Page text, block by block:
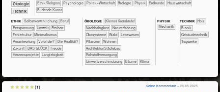
​​​​​​​Ökologie
​Technik
​​​​​​​​​​Ethik/​Religion ​​​​​​​​​​Psychologie ​​​​​​​​​Politik+​Wirtschaft ​​​​​​​Biologie ​​​​​​​Physik ​​​​​Erdkunde
​Haus­wirtschaft
Bildende Kunst
ETHIK ​​​​​​​​​​​​​​​​​​​​​​​​​​​​​​​​​​​​​​​​Selbst­verwirklichung
​​​​​​​​​​​​​​​Beruf
​​​​​​​​​​​​​Entspannung
​​​​​Umwelt
​​​Freiheit
​​Fehlerkultur
​​Minimalismus
​​Verantwortung
​​Vorbilder?
​Die Realität?
​Zukunft
DAS GLÜCK
Freude
Herzensprojekte
Langlebigkeit
ÖKO​LOGIE ​​​​​​​​​​​​​​(Kleine) Kreisläufe!
​​​​​​​​​​​​​​​Nachhaltigkeit
​​​​​​​​​​​​​Naturerfahrung
​​​​​​​​​​​Ökosysteme
​​​​​​​​​​Wald
​​​​​​​​​Lebewesen
​​​​​​​​​Pflanzen
​​​​Wohnen
​​​Architektur/­Städtebau
​​Rohstoffversorgung
​​Umweltverschmutzung
Bäume Klima
PHY​SIK
​​​Mechanik
TECH​NIK ​​​​​​​​Holz
​​​​​​Bionik
​​​​​Gebäudetechnik
​​​​​Tragwerke
Keine Kommentare – 25.05.2025
(1)